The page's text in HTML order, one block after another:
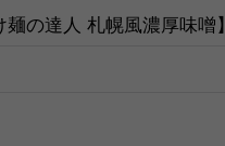
の達人 札幌風濃厚味噌】